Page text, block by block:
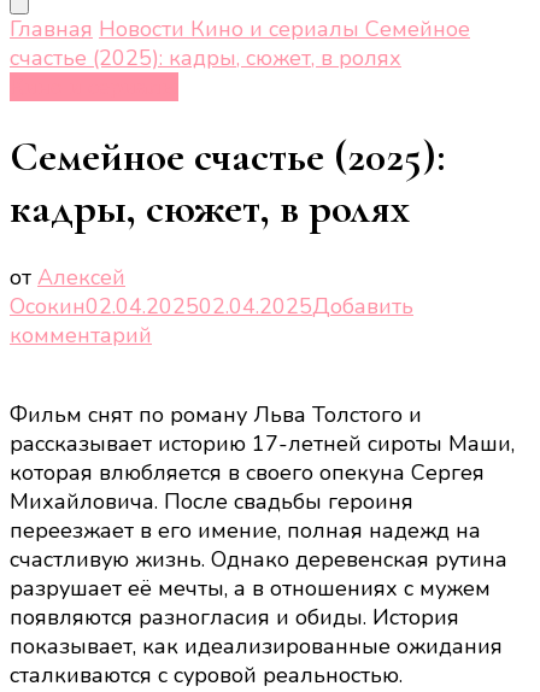
Главная Новости Кино и сериалы Семейное
счастье (2025): кадры, сюжет, в ролях
Семейное счастье (2025):
кадры, сюжет, в ролях
от Алексей
Осокин02.04.202502.04.2025Добавить
комментарий
счастье
(2025):
кадры,
сюжет,
в
ролях
Фильм снят по роману Льва Толстого и
рассказывает историю 17-летней сироты Маши,
которая влюбляется в своего опекуна Сергея
Михайловича. После свадьбы героиня
переезжает в его имение, полная надежд на
счастливую жизнь. Однако деревенская рутина
разрушает её мечты, а в отношениях с мужем
появляются разногласия и обиды. История
показывает, как идеализированные ожидания
сталкиваются с суровой реальностью.